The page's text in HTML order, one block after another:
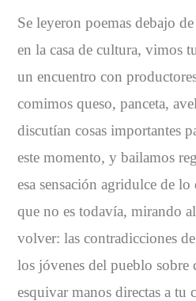
Se leyeron poemas debajo
en la casa de cultura, vimos
un encuentro con
comimos queso, panceta,
discutían cosas importantes
este momento, y bailamos
esa sensación agridulce de
que no es todavía, mirando
volver: las contradicciones
los jóvenes del pueblo sobre
esquivar manos directas a tu